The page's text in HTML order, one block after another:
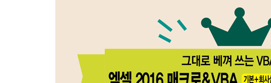
Section 02 효율적인 자동화를 위한 데이터 관리 방법
★〈핵심기능〉 01 이름 정의하고 활용하기 63
★〈핵심기능〉 02 표 정의하고 활용하기 66
★〈핵심기능〉 03 데이터를 관리할 때의 주의 사항 살펴보기 69